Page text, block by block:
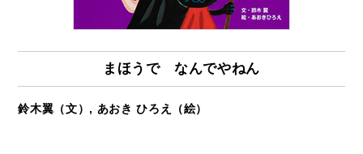
まほうで なんでやねん
鈴木翼（文）, あおき ひろえ（絵）